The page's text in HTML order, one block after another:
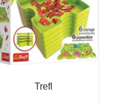
Trefl